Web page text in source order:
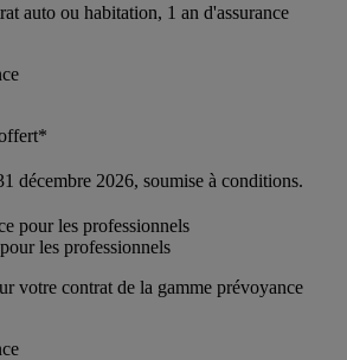
auto ou habitation, 1 an d'assurance
décembre 2026, soumise à conditions.
les professionnels
votre contrat de la gamme prévoyance